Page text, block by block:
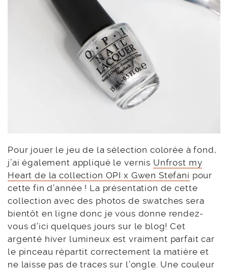
Pour jouer le jeu de la sélection colorée à fond,
j’ai également appliqué le vernis Unfrost my
Heart de la collection OPI x Gwen Stefani pour
cette fin d’année ! La présentation de cette
collection avec des photos de swatches sera
bientôt en ligne donc je vous donne rendez-
vous d’ici quelques jours sur le blog! Cet
argenté hiver lumineux est vraiment parfait car
le pinceau répartit correctement la matière et
ne laisse pas de traces sur l’ongle. Une couleur